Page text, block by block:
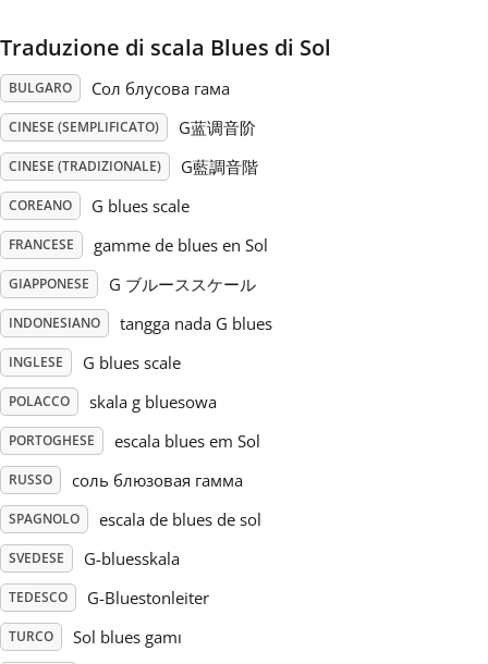
Polski
Português
Русский
Svenska
Tiếng Việt
Türkçe
简体中文
繁體中文
Traduzione di scala Blues di Sol
BULGARO Сол блусова гама
CINESE (SEMPLIFICATO) G蓝调音阶
CINESE (TRADIZIONALE) G藍調音階
COREANO G blues scale
FRANCESE gamme de blues en Sol
GIAPPONESE G ブルーススケール
INDONESIANO tangga nada G blues
INGLESE G blues scale
POLACCO skala g bluesowa
PORTOGHESE escala blues em Sol
RUSSO соль блюзовая гамма
SPAGNOLO escala de blues de sol
SVEDESE G-bluesskala
TEDESCO G-Bluestonleiter
TURCO Sol blues gamı